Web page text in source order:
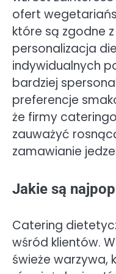
ofert
które są zgodne
personalizacja
indywidualnych
bardziej
preferencje
że firmy
zauważyć
zamawianie
Jakie są
Catering
wśród klientów.
świeże warzywa,